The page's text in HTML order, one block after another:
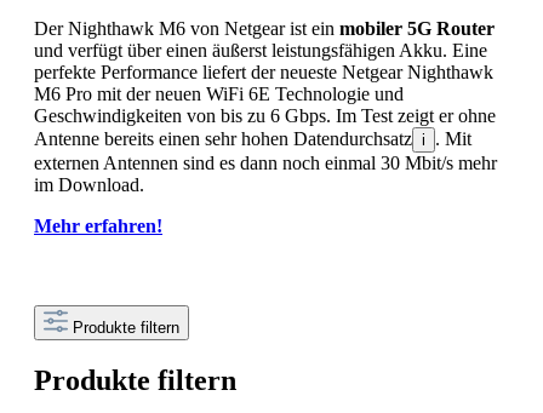
Der Nighthawk M6 von Netgear ist ein mobiler 5G Router
und verfügt über einen äußerst leistungsfähigen Akku. Eine
perfekte Performance liefert der neueste Netgear Nighthawk
M6 Pro mit der neuen WiFi 6E Technologie und
Geschwindigkeiten von bis zu 6 Gbps. Im Test zeigt er ohne
Antenne bereits einen sehr hohen Datendurchsatz i
. Mit
externen Antennen sind es dann noch einmal 30 Mbit/s mehr
im Download.
Mehr erfahren!
Produkte filtern
Produkte filtern